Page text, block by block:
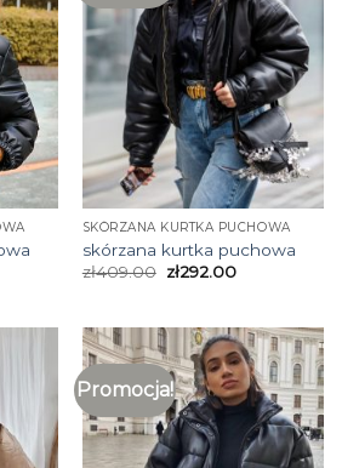
SKÓRZANA KURTKA PUCHOWA
skórzana kurtka puchowa
zł409.00 zł292.00
Promocja!